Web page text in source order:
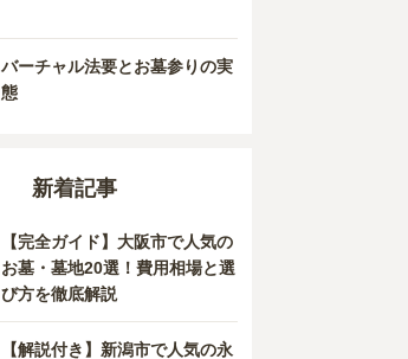
バーチャル法要とお墓参りの実
態
新着記事
【完全ガイド】大阪市で人気の
お墓・墓地20選！費用相場と選
び方を徹底解説
【解説付き】新潟市で人気の永